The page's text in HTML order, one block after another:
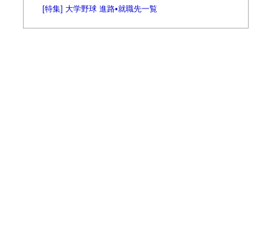
[特集] 大学野球 進路•就職先一覧